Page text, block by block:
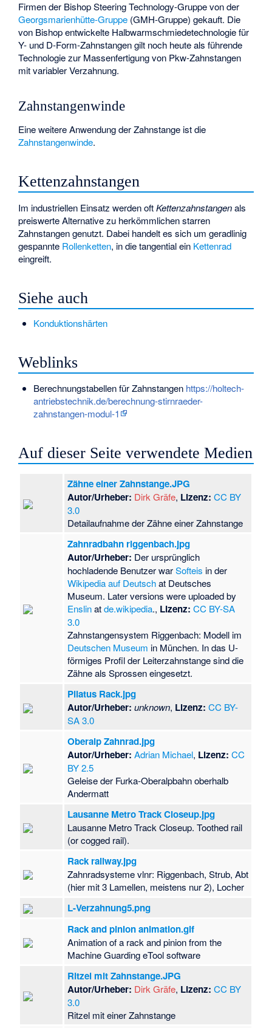
Firmen der Bishop Steering Technology-Gruppe von der
Georgsmarienhütte-Gruppe (GMH-Gruppe) gekauft. Die
von Bishop entwickelte Halbwarmschmiedetechnologie für
Y- und D-Form-Zahnstangen gilt noch heute als führende
Technologie zur Massenfertigung von Pkw-Zahnstangen
mit variabler Verzahnung.
Zahnstangenwinde
Eine weitere Anwendung der Zahnstange ist die
Zahnstangenwinde.
Kettenzahnstangen
Im industriellen Einsatz werden oftKettenzahnstangenals
preiswerte Alternative zu herkömmlichen starren
Zahnstangen genutzt. Dabei handelt es sich um geradlinig
gespannte Rollenketten, in die tangential ein Kettenrad
eingreift.
Siehe auch
Konduktionshärten
Weblinks
Berechnungstabellen für Zahnstangen https://holtech-
antriebstechnik.de/berechnung-stirnraeder-
zahnstangen-modul-1
Auf dieser Seite verwendete Medien
Zähne einer Zahnstange.JPG
Autor/Urheber: Dirk Gräfe, Lizenz: CC BY
3.0
Detailaufnahme der Zähne einer Zahnstange
Zahnradbahn riggenbach.jpg
Autor/Urheber: Der ursprünglich
hochladende Benutzer warSofteis in der
Wikipedia auf Deutschat Deutsches
Museum. Later versions were uploaded by
Enslinatde.wikipedia., Lizenz: CC BY-SA
3.0
Zahnstangensystem Riggenbach: Modell im
Deutschen Museum in München. In das U-
förmiges Profil der Leiterzahnstange sind die
Zähne als Sprossen eingesetzt.
Pilatus Rack.jpg
Autor/Urheber: unknown, Lizenz: CC BY-
SA 3.0
Oberalp Zahnrad.jpg
Autor/Urheber: Adrian Michael, Lizenz: CC
BY 2.5
Geleise der Furka-Oberalpbahn oberhalb
Andermatt
Lausanne Metro Track Closeup.jpg
Lausanne Metro Track Closeup. Toothed rail
(or cogged rail).
Rack railway.jpg
Zahnradsysteme vlnr: Riggenbach, Strub, Abt
(hier mit 3 Lamellen, meistens nur 2), Locher
L-Verzahnung5.png
Rack and pinion animation.gif
Animation of a rack and pinion from the
Machine Guarding eTool software
Ritzel mit Zahnstange.JPG
Autor/Urheber: Dirk Gräfe, Lizenz: CC BY
3.0
Ritzel mit einer Zahnstange